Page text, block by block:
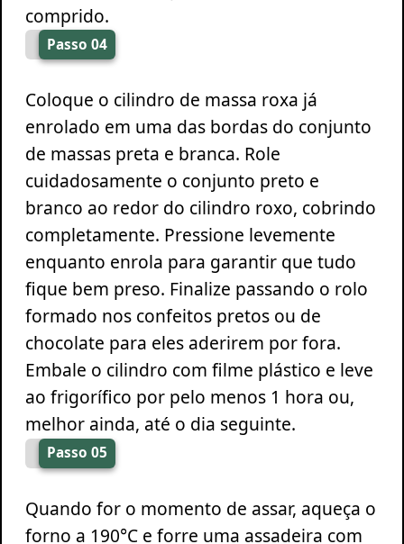
comprido.
Passo 04
Coloque o cilindro de massa roxa já
enrolado em uma das bordas do conjunto
de massas preta e branca. Role
cuidadosamente o conjunto preto e
branco ao redor do cilindro roxo, cobrindo
completamente. Pressione levemente
enquanto enrola para garantir que tudo
fique bem preso. Finalize passando o rolo
formado nos confeitos pretos ou de
chocolate para eles aderirem por fora.
Embale o cilindro com filme plástico e leve
ao frigorífico por pelo menos 1 hora ou,
melhor ainda, até o dia seguinte.
Passo 05
Quando for o momento de assar, aqueça o
forno a 190°C e forre uma assadeira com